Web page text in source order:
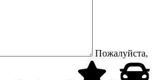
Пожалуйста,